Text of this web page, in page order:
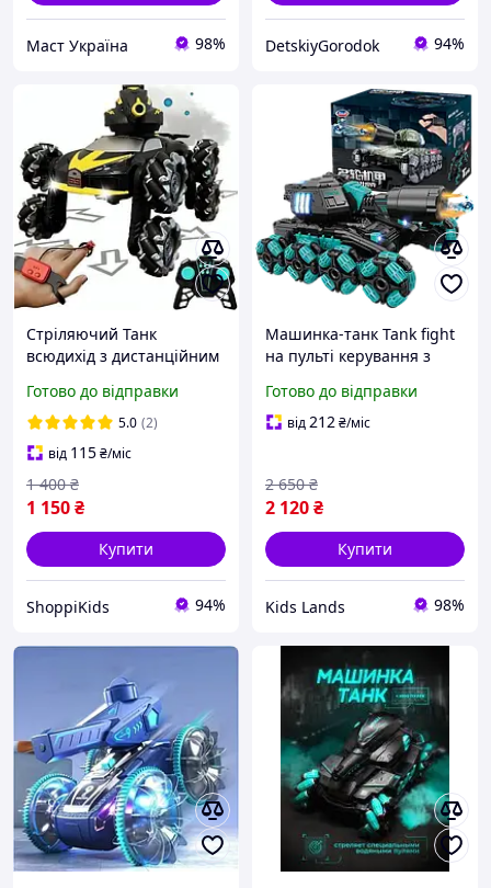
Маст Україна 98% DetskiyGorodok 94%
Стріляючий Танк
всюдихід з дистанційним
радіокеруванні стріляє
орбізами.
Готово до відправки
5.0 (2)
від 115₴/міс
1 150₴
1 400 ₴
Купити
ShoppiKids 94%
Машинка-танк Tank fight
на пульті керування з
на 360 ° стріляє
гідрогелієвими орбізами
Готово до відправки
від212₴/міс
2 120₴
2 650 ₴
Купити
Kids Lands 98%